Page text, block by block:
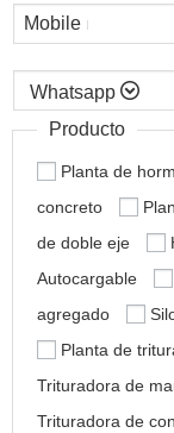
Mobile

Producto
Planta de
concreto
de doble eje
Autocargable
agregado
Planta de
Trituradora de
Trituradora de